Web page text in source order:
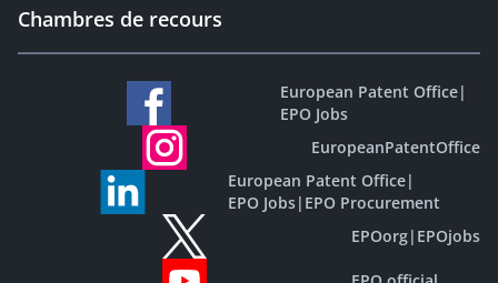
Chambres de recours
European Patent Office|
EPO Jobs
EuropeanPatentOffice
European Patent Office|
EPO Jobs| EPO Procurement
EPOorg| EPOjobs